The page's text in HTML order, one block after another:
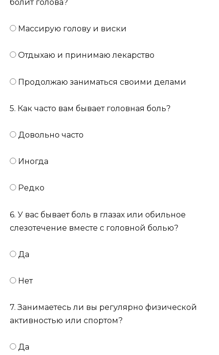
болит голова?
Массирую голову и виски
Отдыхаю и принимаю лекарство
Продолжаю заниматься своими делами
5. Как часто вам бывает головная боль?
Довольно часто
Иногда
Редко
6. У вас бывает боль в глазах или обильное
слезотечение вместе с головной болью?
Да
Нет
7. Занимаетесь ли вы регулярно физической
активностью или спортом?
Да